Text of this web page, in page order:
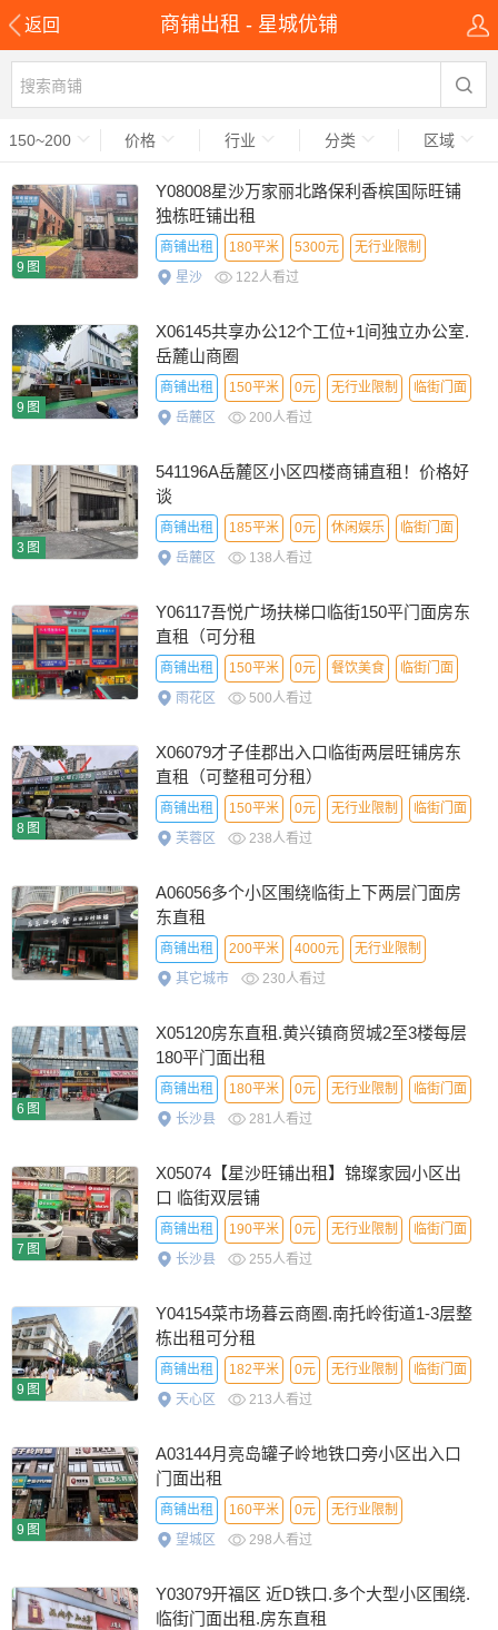
返回 商铺出租 - 星城优铺
150~200 价格 行业 分类 区域
9图
Y08008星沙万家丽北路保利香槟国际旺铺
独栋旺铺出租
商铺出租 180平米 5300元 无行业限制
临街门面
星沙 122人看过
9图
X06145共享办公12个工位+1间独立办公室.
岳麓山商圈
商铺出租 150平米 0元 无行业限制 临街门面
普通信息
岳麓区 200人看过
3图
541196A岳麓区小区四楼商铺直租！价格好
谈
商铺出租 185平米 0元 休闲娱乐 临街门面
普通信息
岳麓区 138人看过
Y06117吾悦广场扶梯口临街150平门面房东
直租（可分租
商铺出租 150平米 0元 餐饮美食
临街门面
雨花区
500人看过
8图
X06079才子佳郡出入口临街两层旺铺房东
直租（可整租可分租）
商铺出租 150平米 0元 无行业限制 临街门面
优选信息 精选信息
芙蓉区 238人看过
A06056多个小区围绕临街上下两层门面房
东直租
商铺出租 200平米 4000元 无行业限制
临街门面 普通信息
其它城市 230人看过
6图
X05120房东直租.黄兴镇商贸城2至3楼每层
180平门面出租
商铺出租 180平米 0元 无行业限制 临街门面
普通信息
长沙县 281人看过
7图
X05074【星沙旺铺出租】锦璨家园小区出
口 临街双层铺
商铺出租 190平米 0元 无行业限制 临街门面
普通信息
长沙县 255人看过
9图
Y04154菜市场暮云商圈.南托岭街道1-3层整
栋出租可分租
商铺出租 182平米 0元 无行业限制
临街门面
天心区
213人看过
9图
A03144月亮岛罐子岭地铁口旁小区出入口
门面出租
商铺出租 160平米 0元 无行业限制
普通信息
望城区 298人看过
Y03079开福区 近D铁口.多个大型小区围绕.
临街门面出租.房东直租